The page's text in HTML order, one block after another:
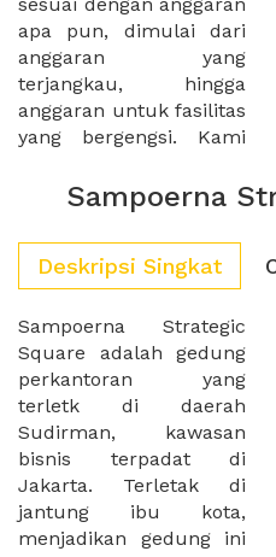
apa pun, dimulai dari
anggaran yang
terjangkau, hingga
anggaran untuk fasilitas
yang bergengsi. Kami
meningkatkan
kekompakan tim dan
membangun bisnis
Sampoerna
Deskripsi Singkat
Sampoerna Strategic
Square adalah gedung
perkantoran yang
terletk di daerah
Sudirman, kawasan
bisnis terpadat di
Jakarta. Terletak di
jantung ibu kota,
menjadikan gedung ini
ini di design dengan
konsep yang unik dan
megah. Dengan lobi
depan yang bergaya neo
klasik dipadu dengan
dua tower gagah dan
dikeliling dengan taman
yang indah, menjadikan
gedung ini sangat ikonik